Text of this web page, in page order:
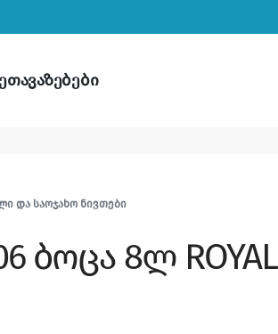
ᲓᲐ ᲡᲐᲝᲯᲐᲮᲝ ᲜᲘᲕᲗᲔᲑᲘ
ბოცა 8ლ ROYAL